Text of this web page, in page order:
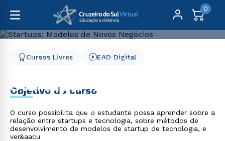
0
Cursos Livres
Gestão e Negócios
Startups: Modelos de
Novos Negócios
Cursos Livres EAD Digital
Objetivo do curso
O curso possibilita que o estudante possa aprender sobre a
relação entre startups e tecnologia, sobre métodos de
desenvolvimento de modelos de startup de tecnologia, e
ver&aacu